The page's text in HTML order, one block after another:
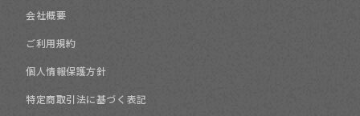
会社概要
ご利用規約
個人情報保護方針
特定商取引法に基づく表記